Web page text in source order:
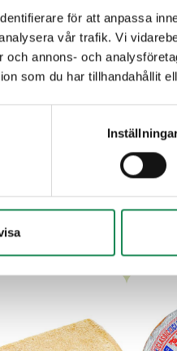
för att anpassa
vår trafik. Vi
och annons- och
som du har tillhandahållit
ANDRA